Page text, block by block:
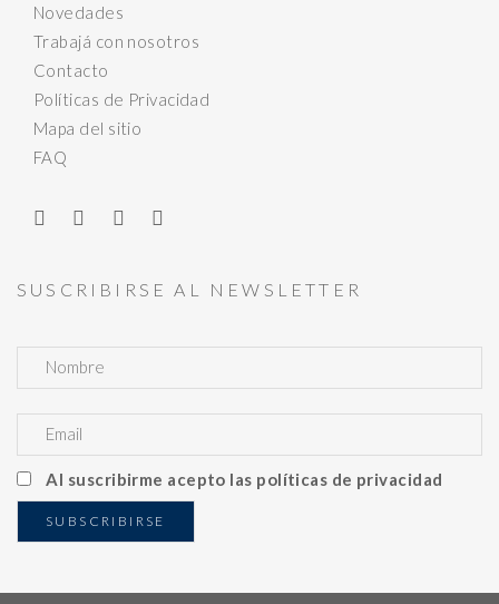
Novedades
Trabajá con nosotros
Contacto
Políticas de Privacidad
Mapa del sitio
FAQ
SUSCRIBIRSE AL NEWSLETTER
Al suscribirme acepto las políticas de privacidad